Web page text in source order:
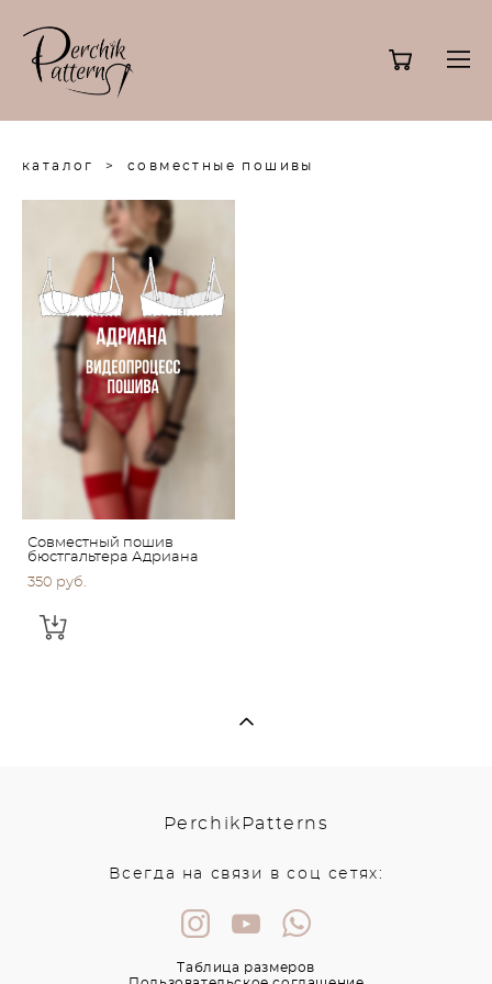
каталог > совместные пошивы
Совместный пошив
бюстгальтера Адриана
350 pуб.
PerchikPatterns
Всегда на связи в соц сетях:
Таблица размеров